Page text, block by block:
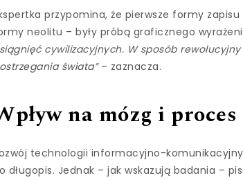
przypomina, że pierwsze formy
neolitu – były próbą graficznego
cywilizacyjnych. W sposób
świata”– zaznacza.
na mózg i
technologii informacyjno-
długopis. Jednak – jak wskazują badania –